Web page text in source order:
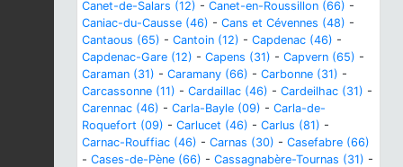
Canet-de-Salars (12) - Canet-en-Roussillon (66) -
Caniac-du-Causse (46) - Cans et Cévennes (48) -
Cantaous (65) - Cantoin (12) - Capdenac (46) -
Capdenac-Gare (12) - Capens (31) - Capvern (65) -
Caraman (31) - Caramany (66) - Carbonne (31) -
Carcassonne (11) - Cardaillac (46) - Cardeilhac (31) -
Carennac (46) - Carla-Bayle (09) - Carla-de-
Roquefort (09) - Carlucet (46) - Carlus (81) -
Carnac-Rouffiac (46) - Carnas (30) - Casefabre (66)
- Cases-de-Pène (66) - Cassagnabère-Tournas (31) -